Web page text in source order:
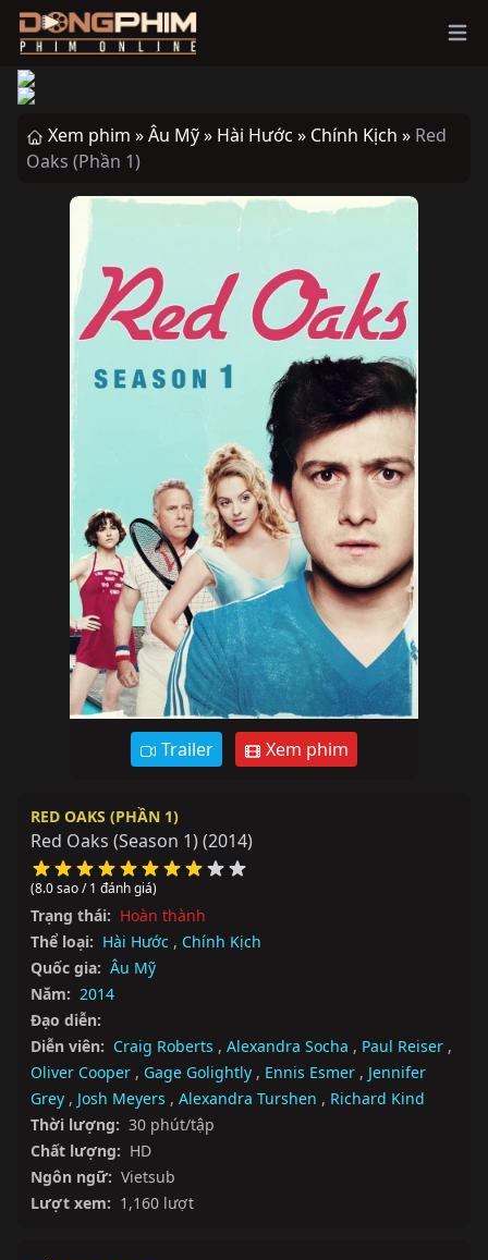
Xem phim »Âu Mỹ » Hài Hước » Chính Kịch » Red
Oaks (Phần 1)
Trailer Xem phim
RED OAKS (PHẦN 1)
Red Oaks (Season 1)(2014)
(8.0 sao / 1 đánh giá)
Trạng thái: Hoàn thành
Thể loại: Hài Hước , Chính Kịch
Quốc gia: Âu Mỹ
Năm: 2014
Đạo diễn:
Diễn viên: Craig Roberts , Alexandra Socha , Paul Reiser ,
Oliver Cooper , Gage Golightly , Ennis Esmer , Jennifer
Grey , Josh Meyers , Alexandra Turshen , Richard Kind
Thời lượng: 30 phút/tập
Chất lượng: HD
Ngôn ngữ: Vietsub
Lượt xem: 1,160 lượt